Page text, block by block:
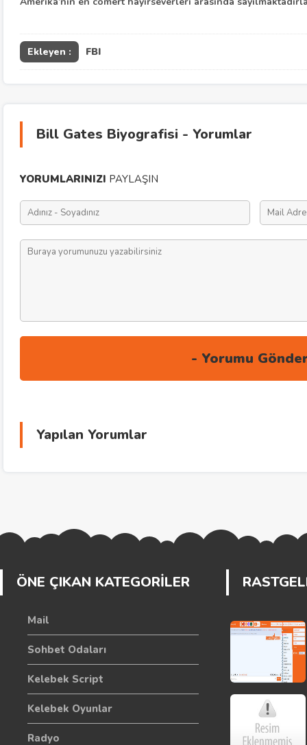
Ekleyen : FBI
Bill Gates Biyografisi - Yorumlar
YORUMLARINIZI PAYLAŞIN
Yapılan Yorumlar
ÖNE ÇIKAN KATEGORİLER
Mail
Sohbet Odaları
Kelebek Script
Kelebek Oyunlar
Radyo